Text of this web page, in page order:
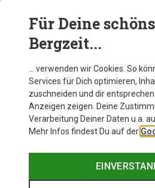
Touren in warmen Ländern
durchgesteppte Kammern, aber
Ihre Komfort-Temperatur liegt
Für Deine
Bergzeit...
… verwenden wir Cookies. So
Services für Dich optimieren,
zuschneiden und dir
Anzeigen zeigen. Deine
Verarbeitung Deiner Daten u.a.
Mehr Infos findest Du auf der